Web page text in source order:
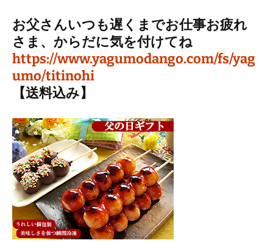
お父さんいつも遅くまでお仕事お疲れ
さま、からだに気を付けてね
https://www.yagumodango.com/fs/yag
umo/titinohi
【送料込み】